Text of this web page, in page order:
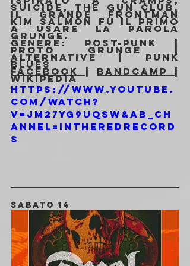
Suicide, The Gun Club.
Il grande frontman
Kim Salmon fu il primo
a usare la parola
grunge.
Genere: Post-Punk |
Proto Grunge |
Alternative | Punk
Blues
Facebook Bandcamp
Wikipedia
https://www.youtube.
com/watch?
v=JM27yG9UqSw&ab_ch
annel=INTHEREDRECORD
S
SABATO 14